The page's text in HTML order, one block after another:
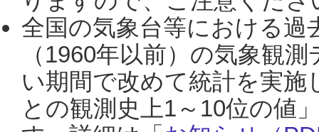
全国の気象台等における過
（1960年以前）の気象観
い期間で改めて統計を実
との観測史上1～10位の値